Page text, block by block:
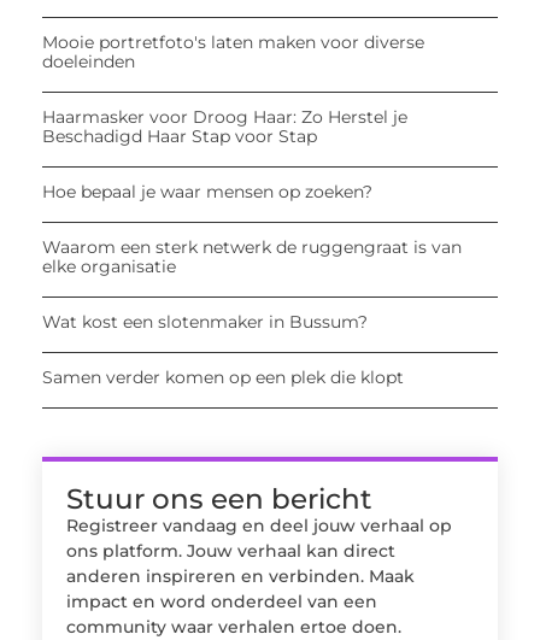
Mooie portretfoto's laten maken voor diverse
doeleinden
Haarmasker voor Droog Haar: Zo Herstel je
Beschadigd Haar Stap voor Stap
Hoe bepaal je waar mensen op zoeken?
Waarom een sterk netwerk de ruggengraat is van
elke organisatie
Wat kost een slotenmaker in Bussum?
Samen verder komen op een plek die klopt
Stuur ons een bericht
Registreer vandaag en deel jouw verhaal op
ons platform. Jouw verhaal kan direct
anderen inspireren en verbinden. Maak
impact en word onderdeel van een
community waar verhalen ertoe doen.